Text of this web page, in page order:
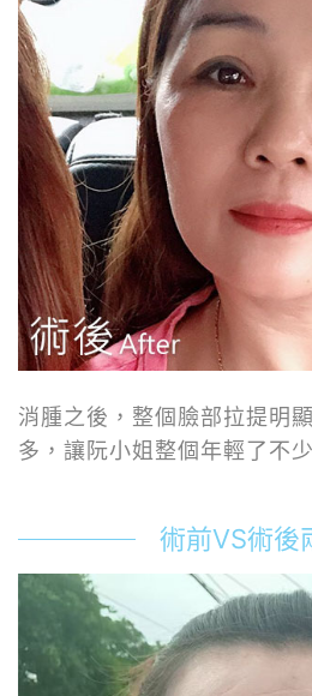
消腫之後，整個臉部拉提明
多，讓阮小姐整個年輕了不少
術前VS術後